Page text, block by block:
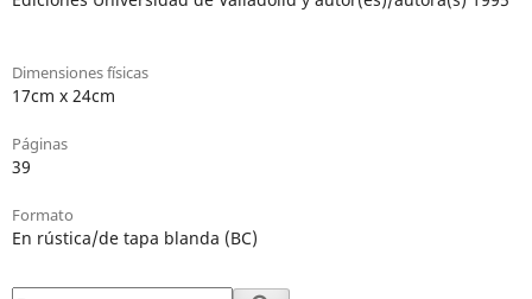
Dimensiones físicas
17cm x 24cm
Páginas
39
Formato
En rústica/de tapa blanda (BC)